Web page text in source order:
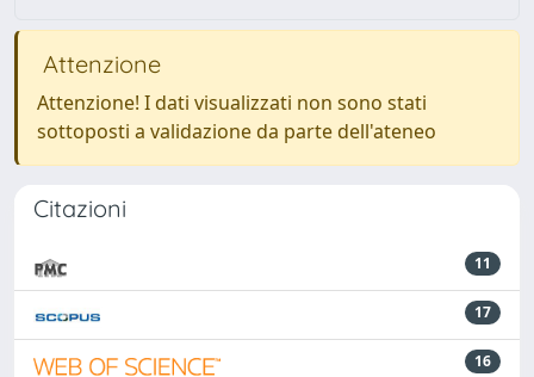
Attenzione
Attenzione! I dati visualizzati non sono stati
sottoposti a validazione da parte dell'ateneo
Citazioni
11
17
16